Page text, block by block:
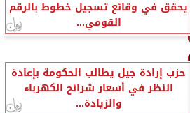
يحقق في وقائع تسجيل خطوط بالرقم
القومي...
حزب إرادة جيل يطالب الحكومة بإعادة
النظر في أسعار شرائح الكهرباء
والزيادة...